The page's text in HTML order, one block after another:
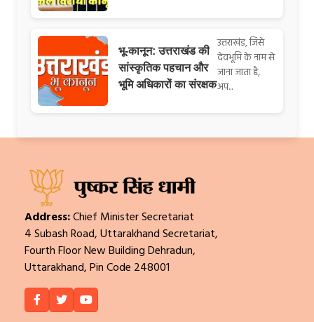
भू-कानून: उत्तराखंड की
सांस्कृतिक पहचान और
भूमि अधिकारों का संरक्षक
उत्तराखंड, जिसे
देवभूमि के नाम से
जाना जाता है,
अप...
Address:Chief Minister Secretariat
4 Subash Road, Uttarakhand Secretariat,
Fourth Floor New Building Dehradun,
Uttarakhand, Pin Code 248001